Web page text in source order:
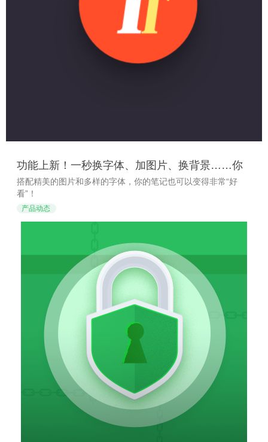
功能上新！一秒换字体、加图片、换背景……你
的笔记原来能这么好看！
搭配精美的图片和多样的字体，你的笔记也可以变得非常“好
看”！
产品动态